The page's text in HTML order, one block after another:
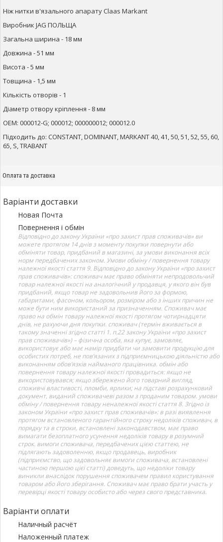
Ніж нитки в'язального апарату Claas Markant
Виробник JAG ПОЛЬЩА
Загальна ширина - 18 мм
Довжина - 51 мм
Висота - 5 мм
Товщина - 1,5 мм
Кількість отворів - 1
Діаметр отвору кріплення - 8 мм
ОЕМ: 000012-G; 000012; 000000012; 000012.0
Підходить до: CONSTANT, DOMINANT, MARKANT 40, 41, 50, 51, 52, 55, 60,
65, S, TRABANT
Оплата та доставка
Варіанти доставки
Новая Почта
Повернення і обмін
Відповідно до закону України «про захист прав споживачів» ви
можете протягом 14 днів з моменту покупки повернути або
обміняти товар, придбаний в магазині, за умови виконання всіх
норм передбачених законом. Умови обміну / повернення товару
належної якості стаття 9. Відповідно до закону України «про захист
прав споживачів»: споживач має право обміняти непродовольчий
товар належної якості на аналогічний у продавця, у якого він був
придбаний, якщо товар не задовольнив його за формою,
габаритами, фасоном, кольором, розміром або з інших причин не
може бути ним використаний за призначенням. Споживач має
право на обмін товару належної якості протягом чотирнадцяти
днів, не рахуючи дня покупки. споживач (термін вживається в
такому значенні згідно статті 1. п.22 закону України «про захист
прав споживачів») – фізична особа, яка купує, замовляє,
використовує або має намір придбати чи замовити продукцію для
особистих потреб, не пов’язаних з підприємницькою діяльністю або
виконанням обов’язків найманого працівника. обмін або
повернення товару належної якості провадиться: якщо не
використовувався; якщо збережено його товарний вигляд,
споживчі властивості, пломби, ярлики; на підставі розрахунковий
документ, виданий споживачеві разом з проданим товаром. умови
обміну / повернення товару неналежної якості стаття 8. Згідно із
законом України «про захист прав споживачів»: в разі виявлення
протягом встановленого гарантійного строку недоліків споживач, в
порядку та в строки, встановлені законодавством, має право
вимагати безоплатного усунення недоліків товару в розумний
строк. вимоги споживача, передбачених цією статтею, не
підлягають задоволенню, якщо продавець, виробник
(підприємство, що задовольняє вимоги споживача, встановлені
частиною першою цієї статті) доведуть, що недоліки товару
виникли внаслідок порушення споживачем правил користування
товаром або його зберігання. Споживач має право брати участь у
перевірці якості товару особисто або через свого представника.
Варіанти оплати
Наличный расчёт
Наложенный платеж